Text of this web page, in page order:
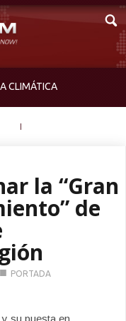
CLIMÁTICA
la “Gran
de
■ PORTADA
su puesta en